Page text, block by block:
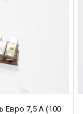
Eвро 7,5 А (100